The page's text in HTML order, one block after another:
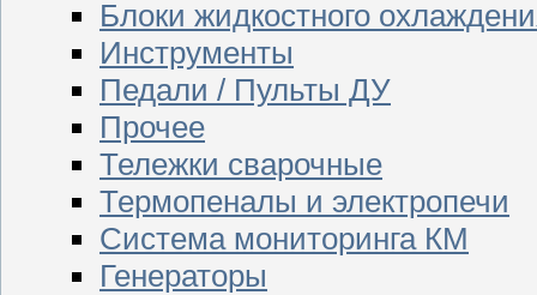
Блоки жидкостного
Инструменты
Педали / Пульты ДУ
Прочее
Тележки сварочные
Термопеналы и электропечи
Система мониторинга КМ
Генераторы